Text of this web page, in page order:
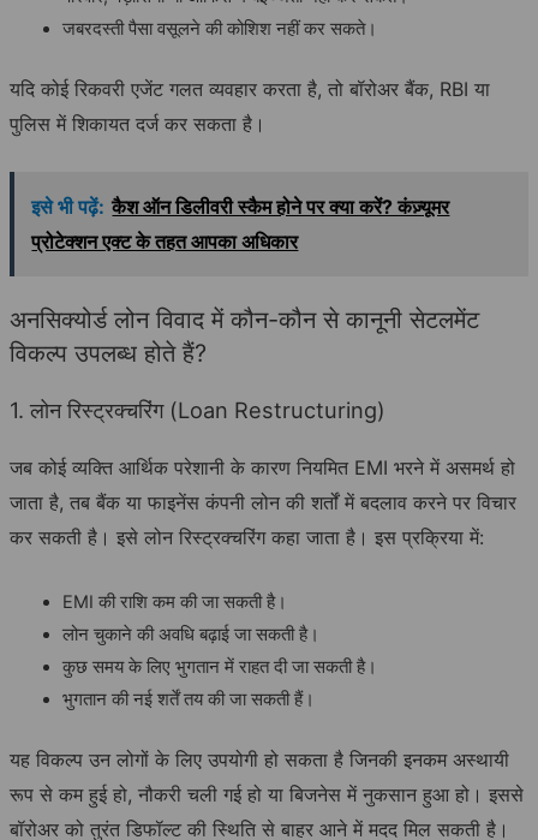
जबरदस्ती पैसा वसूलने की कोशिश नहीं कर सकते।
यदि कोई रिकवरी एजेंट गलत व्यवहार करता है, तो बॉरोअर बैंक, RBI या
पुलिस में शिकायत दर्ज कर सकता है।
इसे भी पढ़ें: कैश ऑन डिलीवरी स्कैम होने पर क्या करें? कंज़्यूमर
प्रोटेक्शन एक्ट के तहत आपका अधिकार
अनसिक्योर्ड लोन विवाद में कौन-कौन से कानूनी सेटलमेंट
विकल्प उपलब्ध होते हैं?
1. लोन रिस्ट्रक्चरिंग (Loan Restructuring)
जब कोई व्यक्ति आर्थिक परेशानी के कारण नियमित EMI भरने में असमर्थ हो
जाता है, तब बैंक या फाइनेंस कंपनी लोन की शर्तों में बदलाव करने पर विचार
कर सकती है। इसे लोन रिस्ट्रक्चरिंग कहा जाता है। इस प्रक्रिया में:
EMI की राशि कम की जा सकती है।
लोन चुकाने की अवधि बढ़ाई जा सकती है।
कुछ समय के लिए भुगतान में राहत दी जा सकती है।
भुगतान की नई शर्तें तय की जा सकती हैं।
यह विकल्प उन लोगों के लिए उपयोगी हो सकता है जिनकी इनकम अस्थायी
रूप से कम हुई हो, नौकरी चली गई हो या बिजनेस में नुकसान हुआ हो। इससे
बॉरोअर को तुरंत डिफॉल्ट की स्थिति से बाहर आने में मदद मिल सकती है।